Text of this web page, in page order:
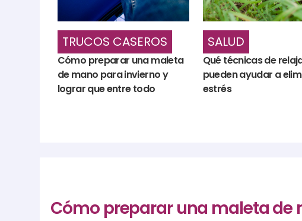
TRUCOS CASEROS
Cómo preparar una maleta
de mano para invierno y
lograr que entre todo
SALUD
Qué técnicas de
pueden ayudar a
estrés
Cómo preparar una maleta de